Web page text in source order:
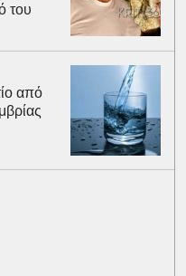
του
από